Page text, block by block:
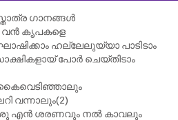
ഗാനങ്ങൾ
വൻ കൃപകളെ
ഹല്ലേലുയ്യാ പാടിടാം
പോർ ചെയ്തിടാം
വന്നാലും(2)
എൻ ശരണവും നൽ കാവലും